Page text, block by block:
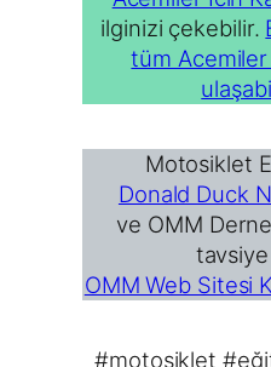
ilginizi çekebilir.
tüm Acemiler
Motosiklet
Donald Duck
ve OMM
OMM Web Sitesi
#motosiklet